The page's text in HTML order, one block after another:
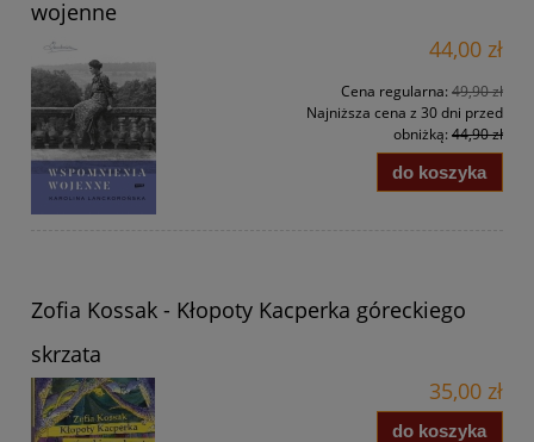
wojenne
44,00 zł
Cena regularna: 49,90 zł
Najniższa cena z 30 dni przed
obniżką: 44,90 zł
do koszyka
Zofia Kossak - Kłopoty Kacperka góreckiego
skrzata
35,00 zł
do koszyka